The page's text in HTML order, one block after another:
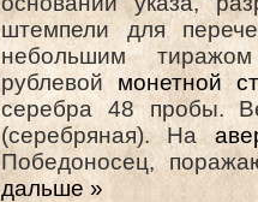
штемпели для
небольшим
рублевой монетной
серебра 48 пробы.
(серебряная). На
Победоносец,
дальше »